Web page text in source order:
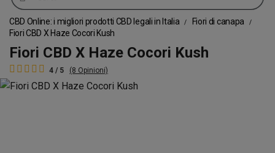
CBD Online: i migliori prodotti CBD legali in Italia
Fiori di canapa
Fiori CBD X Haze Cocori Kush
Fiori CBD X Haze Cocori Kush
4 / 5 (8 Opinioni)